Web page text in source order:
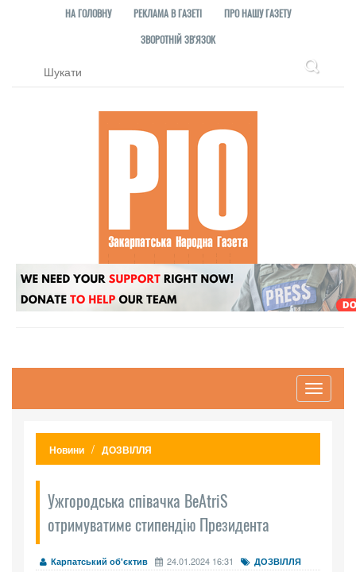
НА ГОЛОВНУ РЕКЛАМА В ГАЗЕТІ
ПРО НАШУ ГАЗЕТУ
ЗВОРОТНІЙ ЗВ'ЯЗОК
Toggle
Новини ДОЗВІЛЛЯ
Ужгородська співачка BeAtriS
отримуватиме стипендію Президента
Карпатський об'єктив 24.01.2024 16:31 ДОЗВІЛЛЯ